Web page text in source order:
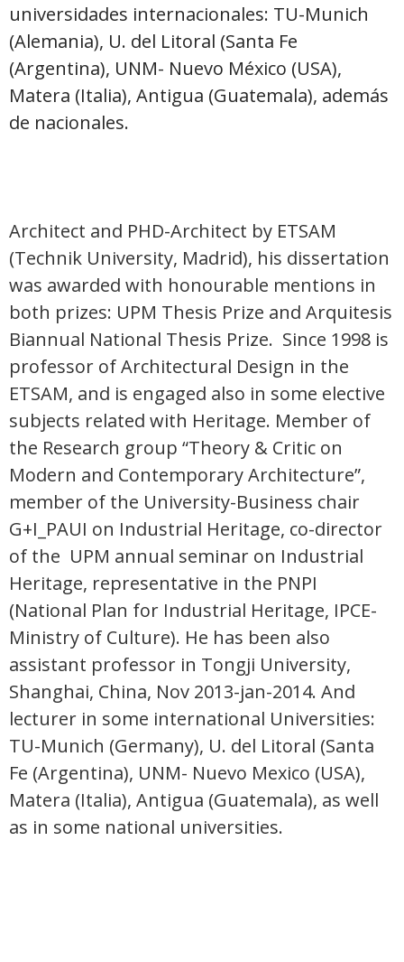
universidades internacionales: TU-Munich
(Alemania), U. del Litoral (Santa Fe
(Argentina), UNM- Nuevo México (USA),
Matera (Italia), Antigua (Guatemala), además
de nacionales.
Architect and PHD-Architect by ETSAM
(Technik University, Madrid), his dissertation
was awarded with honourable mentions in
both prizes: UPM Thesis Prize and Arquitesis
Biannual National Thesis Prize. Since 1998 is
professor of Architectural Design in the
ETSAM, and is engaged also in some elective
subjects related with Heritage. Member of
the Research group “Theory & Critic on
Modern and Contemporary Architecture”,
member of the University-Business chair
G+I_PAUI on Industrial Heritage, co-director
of the UPM annual seminar on Industrial
Heritage, representative in the PNPI
(National Plan for Industrial Heritage, IPCE-
Ministry of Culture). He has been also
assistant professor in Tongji University,
Shanghai, China, Nov 2013-jan-2014. And
lecturer in some international Universities:
TU-Munich (Germany), U. del Litoral (Santa
Fe (Argentina), UNM- Nuevo Mexico (USA),
Matera (Italia), Antigua (Guatemala), as well
as in some national universities.